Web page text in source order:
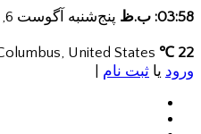
03:58: ب.ظ پنج‌شنبه آگوست 6, 2026
22 ℃
ورود یا ثبت نام